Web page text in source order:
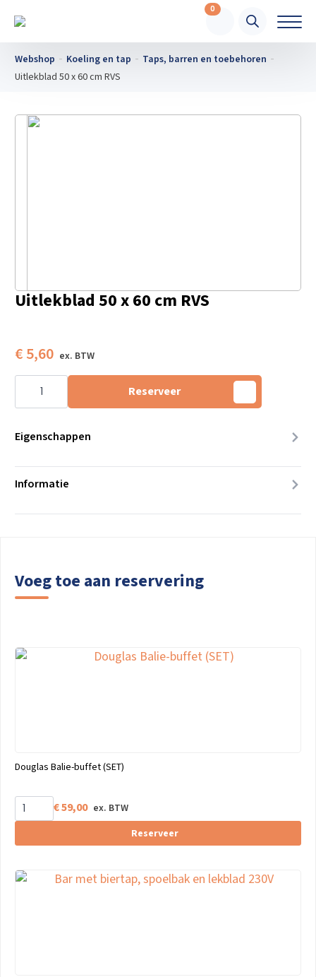
0
Webshop Koeling en tap
Taps, barren en toebehoren
Uitlekblad 50 x 60 cm RVS
Uitlekblad 50 x 60 cm RVS
€ 5,60
Uitlekblad
60
RVS
aantal
Reserveer
Eigenschappen
Informatie
Voeg toe aan reservering
Douglas Balie-buffet (SET)
€59,00
Reserveer